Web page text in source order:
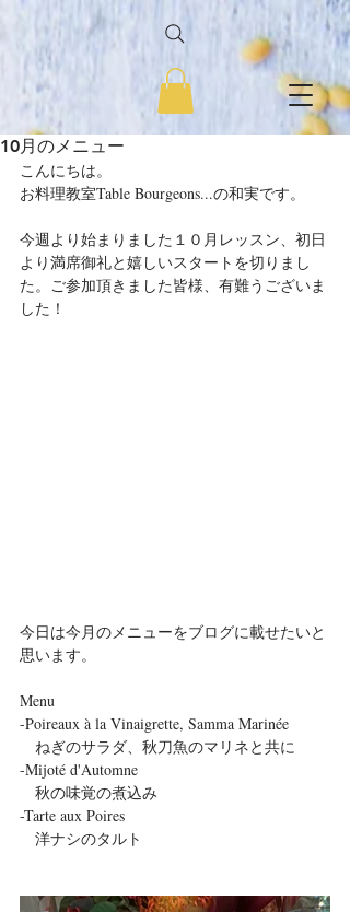
10月のメニュー
こんにちは。
お料理教室Table Bourgeons...の和実です。
今週より始まりました１０月レッスン、初日
より満席御礼と嬉しいスタートを切りまし
た。ご参加頂きました皆様、有難うございま
した！
今日は今月のメニューをブログに載せたいと
思います。
Menu
-Poireaux à la Vinaigrette, Samma Marinée
ねぎのサラダ、秋刀魚のマリネと共に
-Mijoté d'Automne
秋の味覚の煮込み
-Tarte aux Poires
洋ナシのタルト